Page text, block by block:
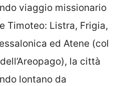
viaggio missionario
Timoteo: Listra, Frigia,
ed Atene (col
la città
lontano da